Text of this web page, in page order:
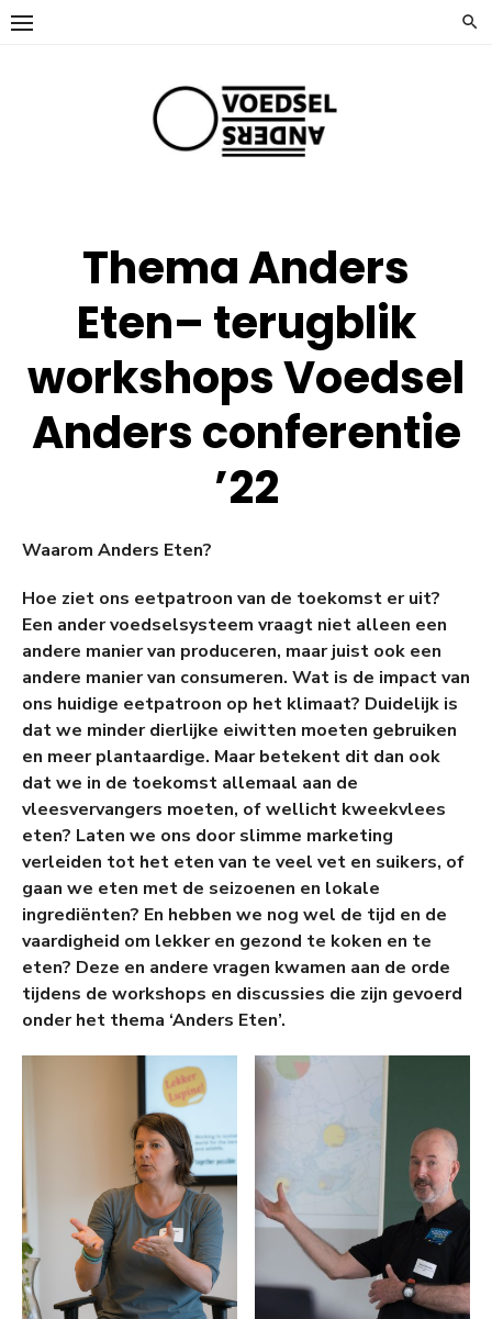
Ga
naar
Thema Anders
Eten– terugblik
workshops Voedsel
Anders conferentie
’22
Waarom Anders Eten?
Hoe ziet ons eetpatroon van de toekomst er uit?
Een ander voedselsysteem vraagt niet alleen een
andere manier van produceren, maar juist ook een
andere manier van consumeren. Wat is de impact van
ons huidige eetpatroon op het klimaat? Duidelijk is
dat we minder dierlijke eiwitten moeten gebruiken
en meer plantaardige. Maar betekent dit dan ook
dat we in de toekomst allemaal aan de
vleesvervangers moeten, of wellicht kweekvlees
eten? Laten we ons door slimme marketing
verleiden tot het eten van te veel vet en suikers, of
gaan we eten met de seizoenen en lokale
ingrediënten? En hebben we nog wel de tijd en de
vaardigheid om lekker en gezond te koken en te
eten? Deze en andere vragen kwamen aan de orde
tijdens de workshops en discussies die zijn gevoerd
onder het thema ‘Anders Eten’.